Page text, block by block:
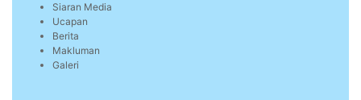
Siaran Media
Ucapan
Berita
Makluman
Galeri